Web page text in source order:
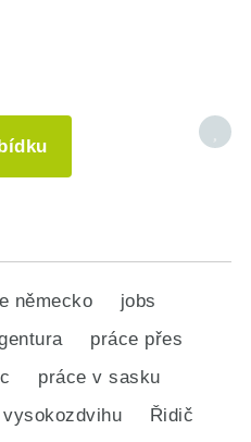
německo
jobs
práce přes
práce v sasku
Řidič